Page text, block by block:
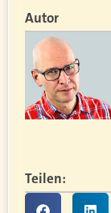
Autor
Teilen: